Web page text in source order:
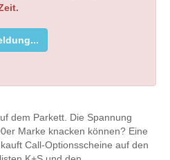
dem Parkett. Die Spannung
Marke knacken können? Eine
Call-Optionsscheine auf den